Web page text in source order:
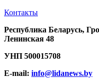
Контакты
Республика Беларусь,
Ленинская 48
УНП 500015708
E-mail: info@lidanews.by